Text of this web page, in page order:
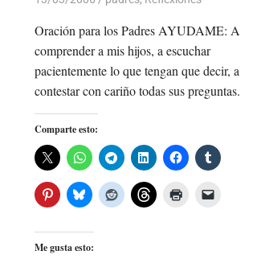
Oración para los Padres AYUDAME: A
comprender a mis hijos, a escuchar
pacientemente lo que tengan que decir, a
contestar con cariño todas sus preguntas.
Comparte esto:
Me gusta esto: